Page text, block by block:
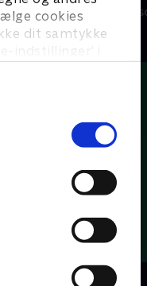
cookies
dit samtykke
indstillinger’ i
Comedy • 2